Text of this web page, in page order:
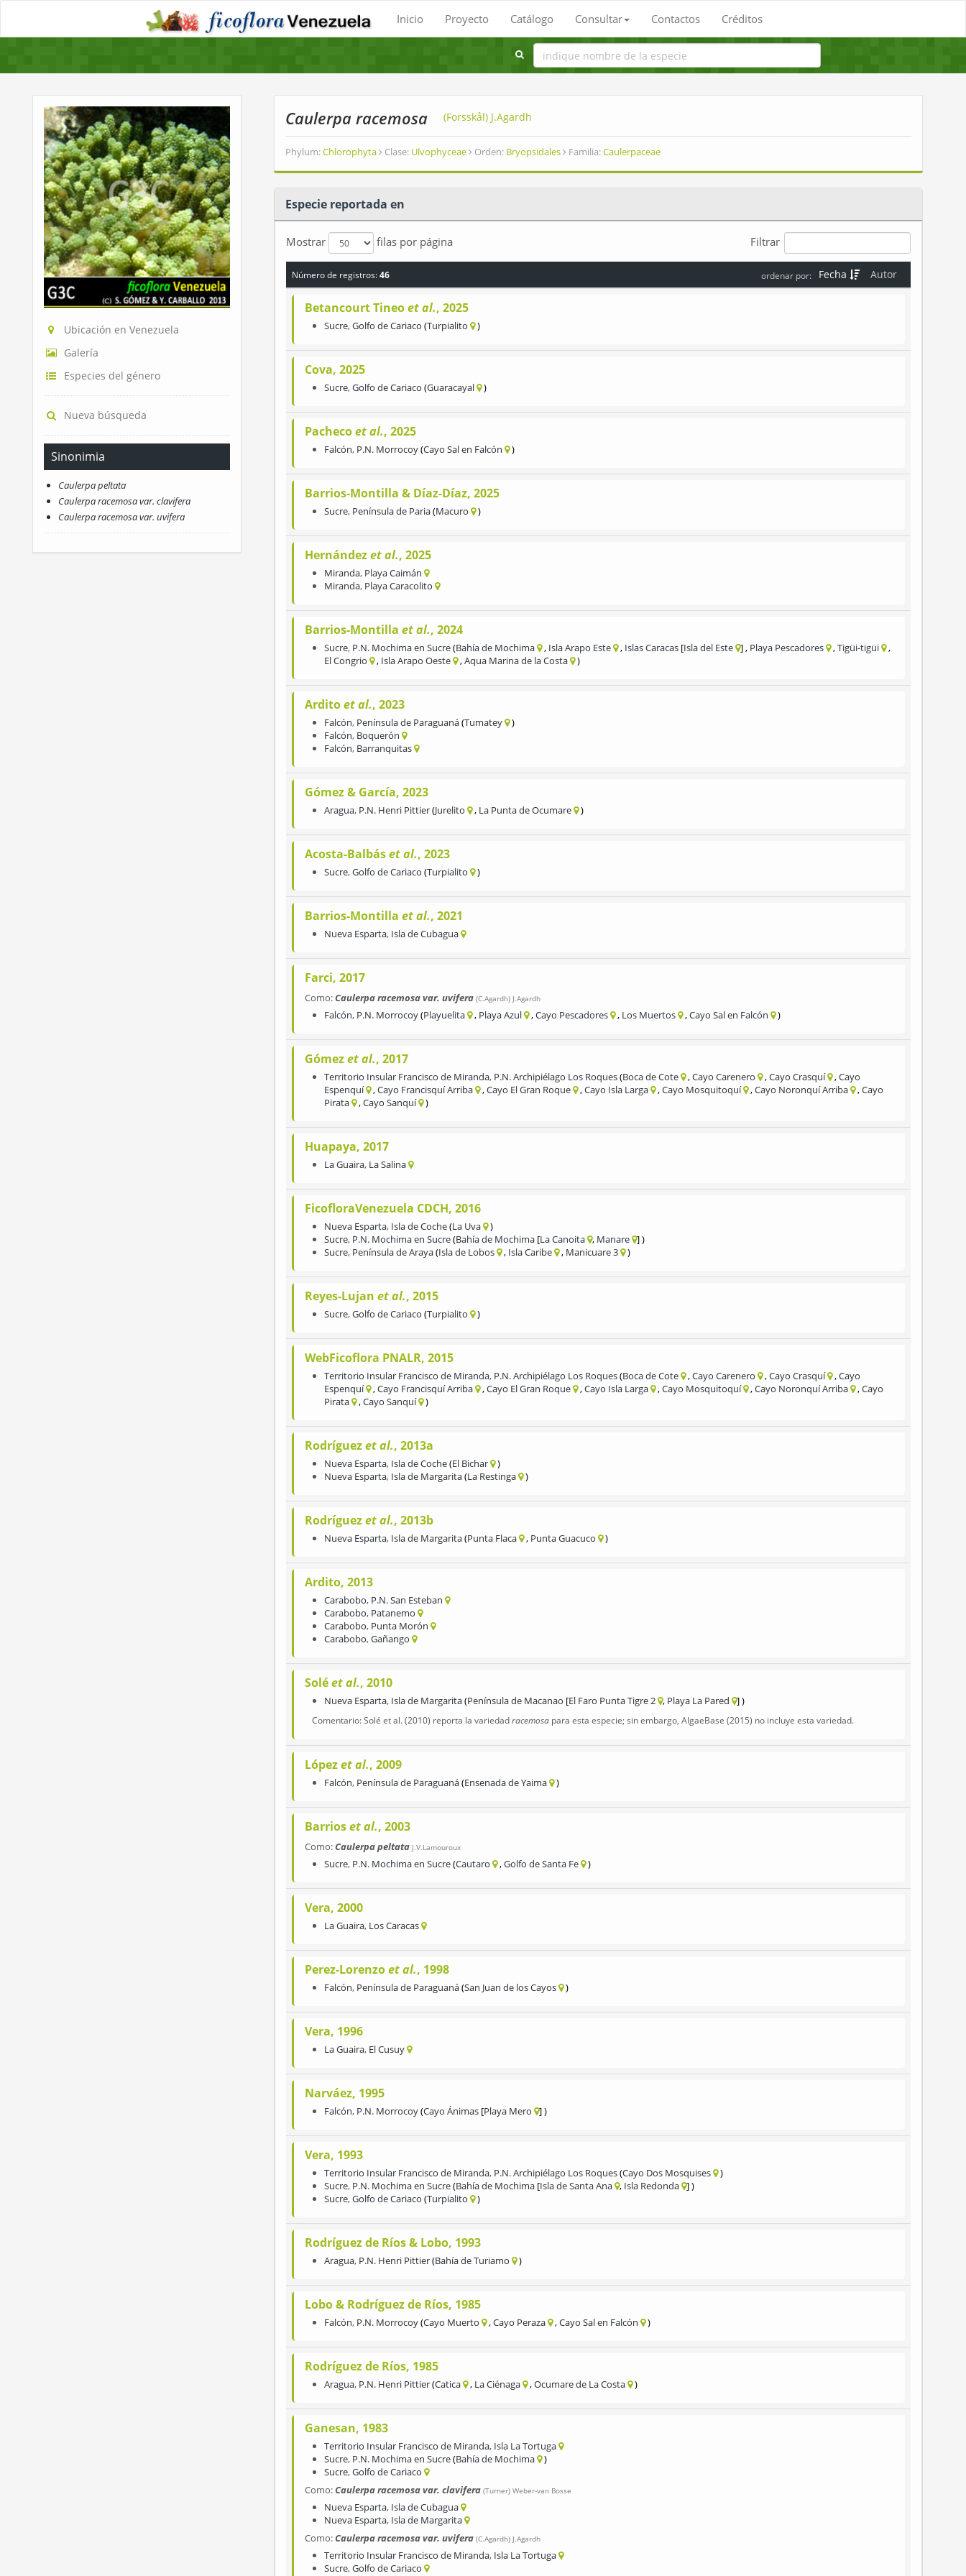
Inicio Proyecto Catálogo Consultar Contactos Créditos
Ubicación en Venezuela
Galería
Especies del género
Nueva búsqueda
Sinonimia
Caulerpa peltata
Caulerpa racemosa var. clavifera
Caulerpa racemosa var. uvifera
Caulerpa racemosa (Forsskål) J.Agardh
Phylum:Chlorophyta Clase: Ulvophyceae Orden: Bryopsidales Familia:Caulerpaceae
Especie reportada en
Mostrar filas por página Filtrar
Número de registros:46 Autor
Fecha
ordenar por:
Betancourt Tineoet al., 2025
Sucre,Golfo de Cariaco Turpialito
Cova, 2025
Sucre,Golfo de Cariaco Guaracayal
Pachecoet al., 2025
Falcón, P.N. Morrocoy Cayo Sal en Falcón
Barrios-Montilla & Díaz-Díaz, 2025
Sucre, Península de Paria Macuro
Hernándezet al., 2025
Miranda, Playa Caimán
Miranda, Playa Caracolito
Barrios-Montilla et al., 2024
Sucre, P.N. Mochima en Sucre Bahía de Mochima Isla Arapo Este Islas Caracas Isla del Este Playa Pescadores
Tigüi-tigüi
El Congrio
Isla Arapo Oeste Aqua Marina de la Costa
Arditoet al., 2023
Falcón, Península de Paraguaná Tumatey
Falcón, Boquerón
Falcón, Barranquitas
Gómez & García, 2023
Aragua, P.N. Henri Pittier Jurelito La Punta de Ocumare
Acosta-Balbáset al., 2023
Sucre,Golfo de Cariaco Turpialito
Barrios-Montilla et al., 2021
Nueva Esparta, Isla de Cubagua
Farci, 2017
Como:Caulerpa racemosa var. uvifera (C.Agardh) J.Agardh
Falcón, P.N. Morrocoy Playuelita Playa Azul Cayo Pescadores Los Muertos Cayo Sal en Falcón
Gómezet al., 2017
Territorio Insular Francisco de Miranda, P.N. Archipiélago Los Roques Boca de Cote Cayo Carenero Cayo Crasquí
Cayo
Espenquí
Cayo Francisquí Arriba Cayo El Gran Roque Cayo Isla Larga Cayo Mosquitoquí Cayo Noronquí Arriba
Cayo
Pirata
Cayo Sanquí
Huapaya, 2017
La Guaira, La Salina
FicofloraVenezuela CDCH, 2016
Nueva Esparta, Isla de Coche La Uva
Sucre, P.N. Mochima en Sucre Bahía de Mochima La Canoita
Manare
Sucre, Península de Araya Isla de Lobos Isla Caribe Manicuare 3
Reyes-Lujan et al., 2015
Sucre,Golfo de Cariaco Turpialito
WebFicoflora PNALR, 2015
Territorio Insular Francisco de Miranda, P.N. Archipiélago Los Roques Boca de Cote Cayo Carenero Cayo Crasquí
Cayo
Espenquí
Cayo Francisquí Arriba Cayo El Gran Roque Cayo Isla Larga Cayo Mosquitoquí Cayo Noronquí Arriba
Cayo
Pirata
Cayo Sanquí
Rodríguezet al., 2013a
Nueva Esparta, Isla de Coche El Bichar
Nueva Esparta, Isla de Margarita La Restinga
Rodríguezet al., 2013b
Nueva Esparta, Isla de Margarita Punta Flaca Punta Guacuco
Ardito, 2013
Carabobo, P.N. San Esteban
Carabobo, Patanemo
Carabobo, Punta Morón
Carabobo,Gañango
Soléet al., 2010
Nueva Esparta, Isla de Margarita Península de Macanao El Faro Punta Tigre 2 Playa La Pared
Comentario: Solé et al. (2010) reporta la variedadracemosa para esta especie; sin embargo, AlgaeBase (2015) no incluye esta variedad.
Lópezet al., 2009
Falcón, Península de Paraguaná Ensenada de Yaima
Barrioset al., 2003
Como:Caulerpa peltata J.V.Lamouroux
Sucre, P.N. Mochima en Sucre Cautaro Golfo de Santa Fe
Vera, 2000
La Guaira, Los Caracas
Perez-Lorenzoet al., 1998
Falcón, Península de Paraguaná San Juan de los Cayos
Vera, 1996
La Guaira, El Cusuy
Narváez, 1995
Falcón, P.N. Morrocoy Cayo Ánimas Playa Mero
Vera, 1993
Territorio Insular Francisco de Miranda, P.N. Archipiélago Los Roques Cayo Dos Mosquises
Sucre, P.N. Mochima en Sucre Bahía de Mochima Isla de Santa Ana
Isla Redonda
Sucre,Golfo de Cariaco Turpialito
Rodríguez de Ríos & Lobo, 1993
Aragua, P.N. Henri Pittier Bahía de Turiamo
Lobo & Rodríguez de Ríos, 1985
Falcón, P.N. Morrocoy Cayo Muerto Cayo Peraza Cayo Sal en Falcón
Rodríguez de Ríos, 1985
Aragua, P.N. Henri Pittier Catica La Ciénaga Ocumare de La Costa
Ganesan, 1983
Territorio Insular Francisco de Miranda, Isla La Tortuga
Sucre, P.N. Mochima en Sucre Bahía de Mochima
Sucre,Golfo de Cariaco
Como:Caulerpa racemosa var. clavifera (Turner) Weber-van Bosse
Nueva Esparta, Isla de Cubagua
Nueva Esparta, Isla de Margarita
Como:Caulerpa racemosa var. uvifera (C.Agardh) J.Agardh
Territorio Insular Francisco de Miranda, Isla La Tortuga
Sucre,Golfo de Cariaco